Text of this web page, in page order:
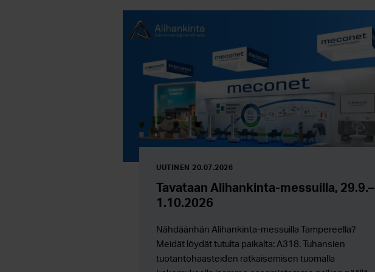
UUTINEN 20.07.2026
Tavataan Alihankinta-messuilla, 29.9.–
1.10.2026
Nähdäänhän Alihankinta-messuilla Tampereella?
Meidät löydät tutulta paikalta: A318. Tuhansien
tuotantohaasteiden ratkaisemisen tuomalla